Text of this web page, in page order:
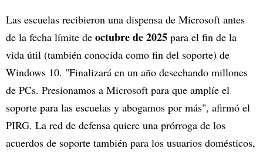
Las escuelas recibieron una dispensa de Microsoft antes
de la fecha límite de octubre de 2025 para el fin de la
vida útil (también conocida como fin del soporte) de
Windows 10. "Finalizará en un año desechando millones
de PCs. Presionamos a Microsoft para que amplíe el
soporte para las escuelas y abogamos por más", afirmó el
PIRG. La red de defensa quiere una prórroga de los
acuerdos de soporte también para los usuarios domésticos,